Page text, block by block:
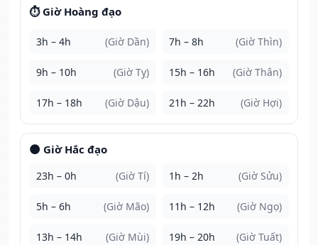
⏱️ Giờ Hoàng đạo
3h – 4h (Giờ Dần) 7h – 8h (Giờ Thìn)
9h – 10h (Giờ Tỵ) 15h – 16h (Giờ Thân)
17h – 18h (Giờ Dậu) 21h – 22h (Giờ Hợi)
🌑 Giờ Hắc đạo
23h – 0h (Giờ Tí) 1h – 2h (Giờ Sửu)
5h – 6h (Giờ Mão) 11h – 12h (Giờ Ngọ)
13h – 14h (Giờ Mùi) 19h – 20h (Giờ Tuất)